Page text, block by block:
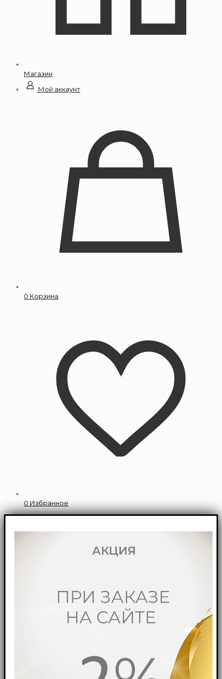
Магазин
Мой аккаунт
0 Корзина
0 Избранное